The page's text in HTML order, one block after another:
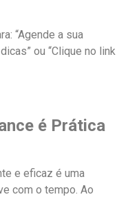
“Agende a sua
ou “Clique no link
é Prática
e eficaz é uma
com o tempo. Ao